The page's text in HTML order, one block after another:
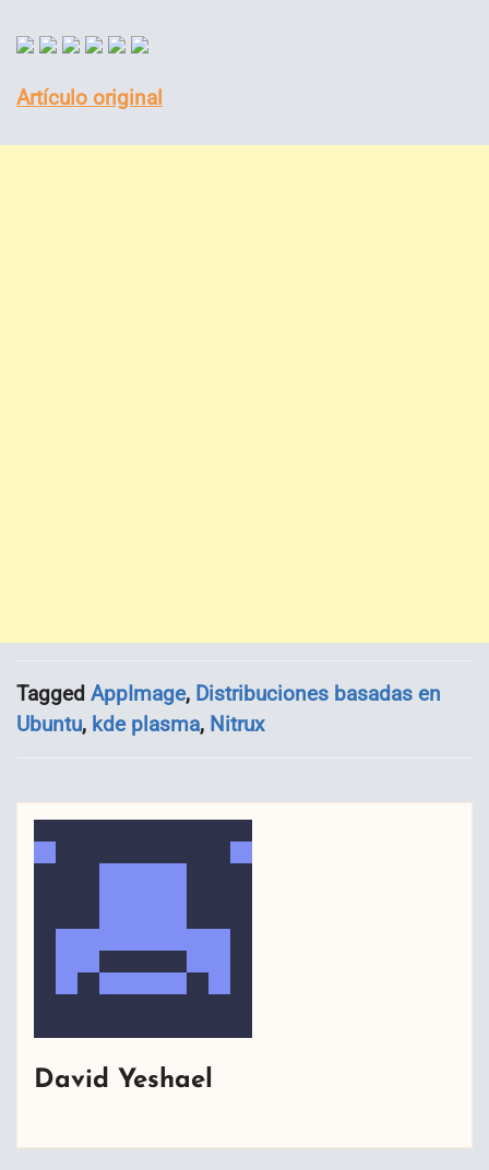
Artículo original
Tagged AppImage, Distribuciones basadas en
Ubuntu, kde plasma, Nitrux
David Yeshael